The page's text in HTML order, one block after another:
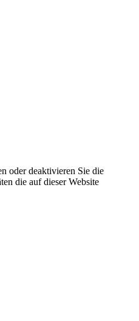
oder deaktivieren Sie die
die auf dieser Website